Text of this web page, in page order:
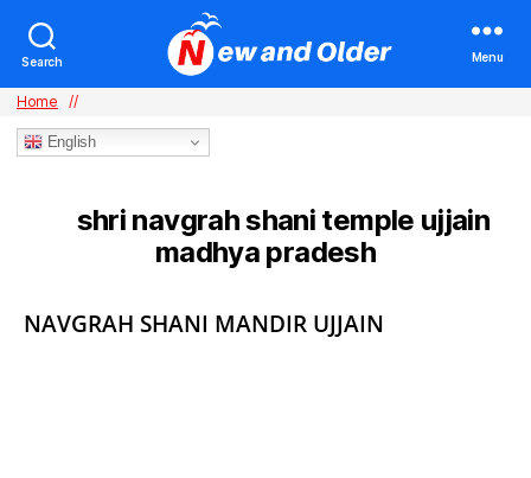
Search Menu
Home //
English
shri navgrah shani temple ujjain
madhya pradesh
Categories
NAVGRAH SHANI MANDIR UJJAIN